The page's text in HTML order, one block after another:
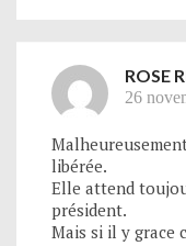
ROSE
26
libérée.
Elle attend
président.
Mais si il y grace